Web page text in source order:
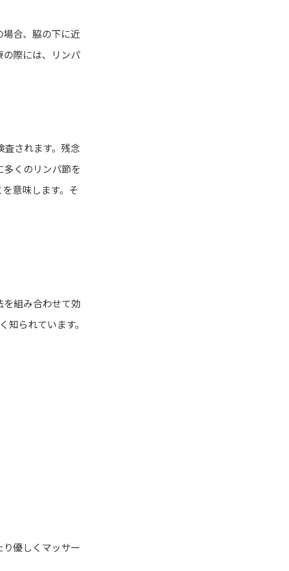
合、脇の下に近
際には、リンパ
されます。残念
くのリンパ節を
を意味します。そ
組み合わせて効
られています。
優しくマッサー